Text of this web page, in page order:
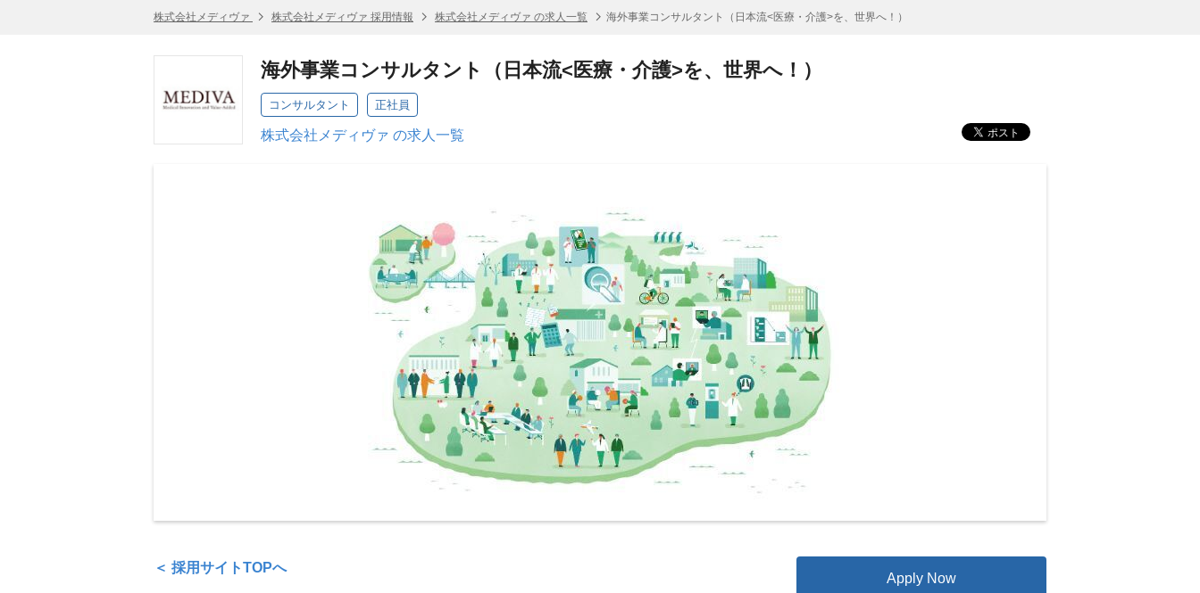
株式会社メディヴァ 株式会社メディヴァ 採用情報 株式会社メディヴァ の求人一覧 海外事業コンサルタント（日本流<医療・介護>を、世界へ！）
海外事業コンサルタント（日本流<医療・介護>を、世界へ！）
コンサルタント 正社員
株式会社メディヴァ の求人一覧
＜ 採用サイトTOPへ
Apply Now